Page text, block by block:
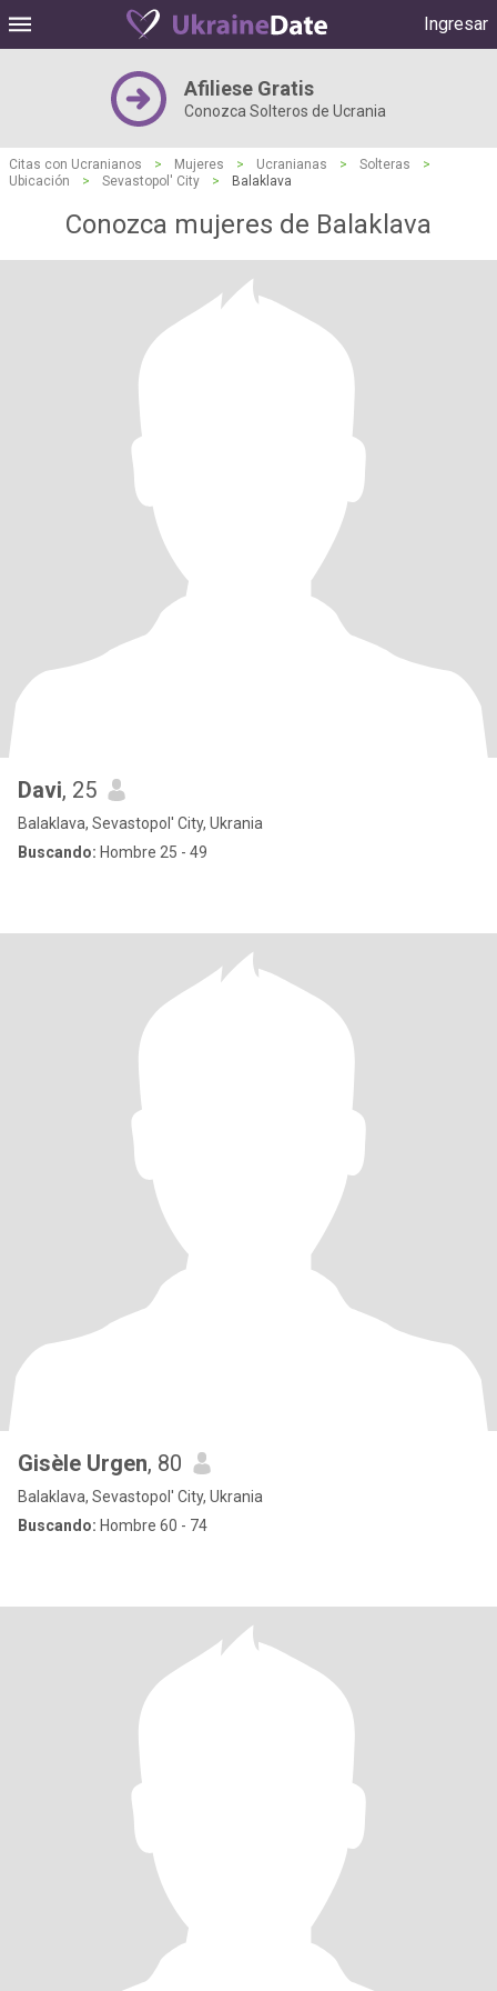
Ingresar
Afiliese Gratis
Conozca Solteros de Ucrania
Citas con Ucranianos > Mujeres > Ucranianas > Solteras
>
Ubicación
> Sevastopol' City > Balaklava
Conozca mujeres de Balaklava
Davi, 25
Balaklava, Sevastopol' City, Ukrania
Buscando: Hombre 25 - 49
Gisèle Urgen, 80
Balaklava, Sevastopol' City, Ukrania
Buscando: Hombre 60 - 74